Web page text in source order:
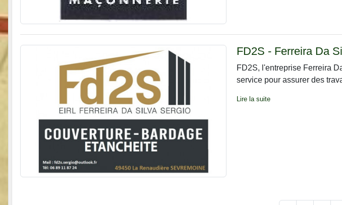
FD2S - Ferreira Da
FD2S, l'entreprise Ferreira
service pour assurer des
Lire la suite